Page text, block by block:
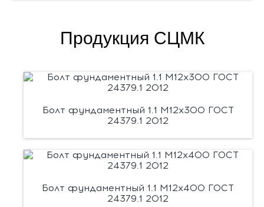
Продукция СЦМК
Болт фундаментный 1.1 М12х300 ГОСТ
24379.1 2012
Болт фундаментный 1.1 М12х400 ГОСТ
24379.1 2012